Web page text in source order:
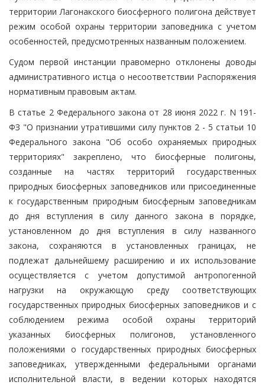
территории Лагонакского биосферного полигона действует
режим особой охраны территории заповедника с учетом
особенностей, предусмотренных названным положением.
Судом первой инстанции правомерно отклонены доводы
административного истца о несоответствии Распоряжения
нормативным правовым актам.
В статье 2 Федерального закона от 28 июня 2022 г. N 191-
ФЗ "О признании утратившими силу пунктов 2 - 5 статьи 10
Федерального закона "Об особо охраняемых природных
территориях" закреплено, что биосферные полигоны,
созданные на частях территорий государственных
природных биосферных заповедников или присоединенные
к государственным природным биосферным заповедникам
до дня вступления в силу данного закона в порядке,
установленном до дня вступления в силу названного
закона, сохраняются в установленных границах, не
подлежат дальнейшему расширению и их использование
осуществляется с учетом допустимой антропогенной
нагрузки на окружающую среду соответствующих
государственных природных биосферных заповедников и с
соблюдением режима особой охраны территорий
указанных биосферных полигонов, установленного
положениями о государственных природных биосферных
заповедниках, утвержденными федеральными органами
исполнительной власти, в ведении которых находятся